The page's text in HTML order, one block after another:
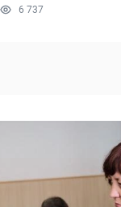
6 737